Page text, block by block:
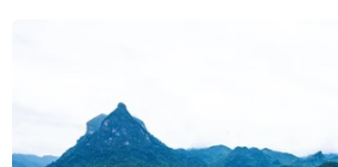
18/08/2025 15:07
Trong khuôn khổ chuyến thăm của